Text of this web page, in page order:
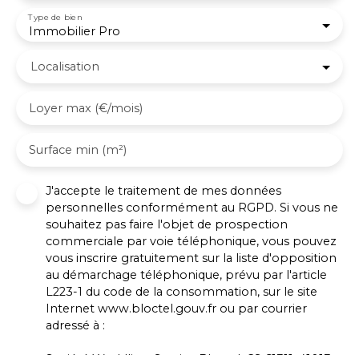
Immobilier Pro
Type de bien
Localisation
Loyer max (€/mois)
Surface min (m²)
J'accepte le traitement de mes données
personnelles conformément au RGPD. Si vous ne
souhaitez pas faire l'objet de prospection
commerciale par voie téléphonique, vous pouvez
vous inscrire gratuitement sur la liste d'opposition
au démarchage téléphonique, prévu par l'article
L223-1 du code de la consommation, sur le site
Internet www.bloctel.gouv.fr ou par courrier
adressé à :